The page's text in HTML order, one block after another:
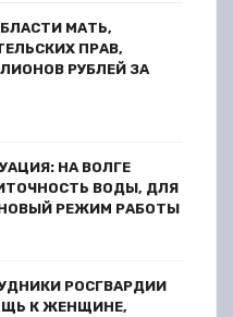
МАТЬ,
ПРАВ,
РУБЛЕЙ ЗА
НА ВОЛГЕ
ВОДЫ, ДЛЯ
РЕЖИМ РАБОТЫ
РОСГВАРДИИ
К ЖЕНЩИНЕ,